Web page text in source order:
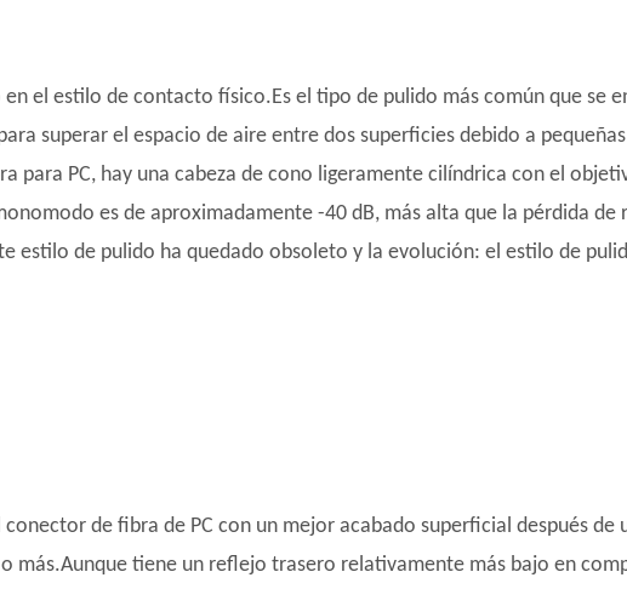
el estilo de contacto físico.Es el tipo de pulido más común que se
superar el espacio de aire entre dos superficies debido a
PC, hay una cabeza de cono ligeramente cilíndrica con el
es de aproximadamente -40 dB, más alta que la pérdida
estilo de pulido ha quedado obsoleto y la evolución: el estilo de
de fibra de PC con un mejor acabado superficial después de
más.Aunque tiene un reflejo trasero relativamente más bajo en